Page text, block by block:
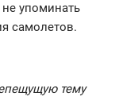
упоминать
самолетов.
тему